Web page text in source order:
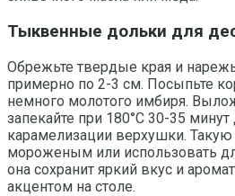
Тыквенные дольки для
Обрежьте твердые края и
примерно по 2-3 см. Посыпьте
немного молотого имбиря.
запекайте при 180°C 30-35
карамелизации верхушки.
мороженым или использовать
она сохранит яркий вкус и
акцентом на столе.